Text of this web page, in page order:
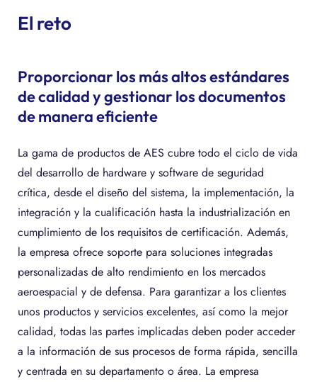
El reto
Proporcionar los más altos estándares
de calidad y gestionar los documentos
de manera eficiente
La gama de productos de AES cubre todo el ciclo de vida
del desarrollo de hardware y software de seguridad
crítica, desde el diseño del sistema, la implementación, la
integración y la cualificación hasta la industrialización en
cumplimiento de los requisitos de certificación. Además,
la empresa ofrece soporte para soluciones integradas
personalizadas de alto rendimiento en los mercados
aeroespacial y de defensa. Para garantizar a los clientes
unos productos y servicios excelentes, así como la mejor
calidad, todas las partes implicadas deben poder acceder
a la información de sus procesos de forma rápida, sencilla
y centrada en su departamento o área. La empresa